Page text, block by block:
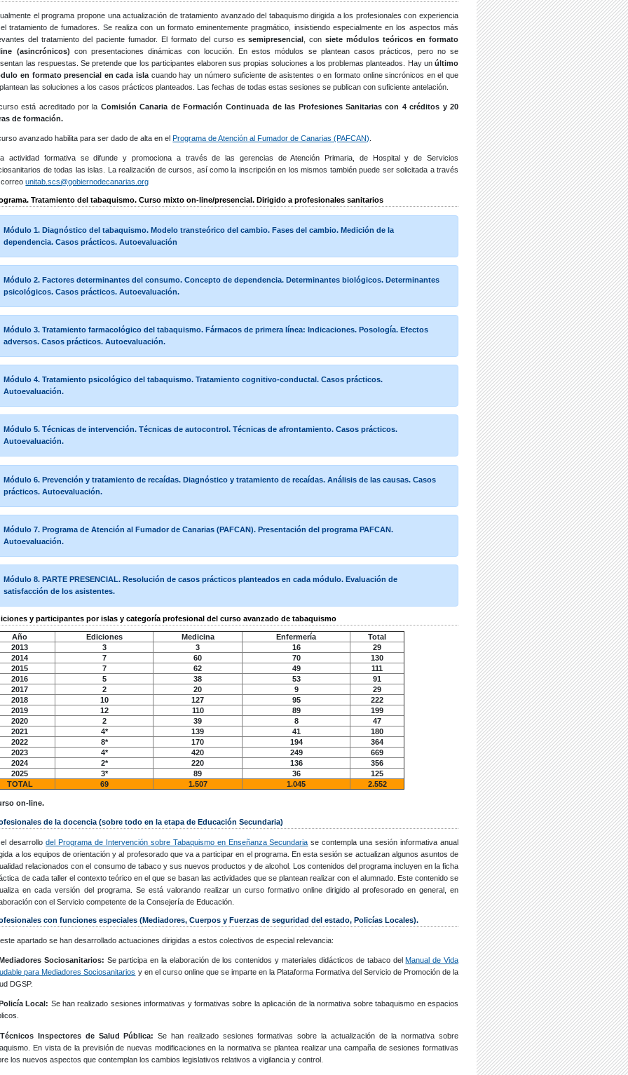
el programa propone una actualización de tratamiento avanzado del tabaquismo dirigida a los profesionales con experiencia
tratamiento de fumadores. Se realiza con un formato eminentemente pragmático, insistiendo especialmente en los aspectos más
del tratamiento del paciente fumador. El formato del curso essemipresencial , consiete módulos teóricos en formato
(asincrónicos) con presentaciones dinámicas con locución. En estos módulos se plantean casos prácticos, pero no se
las respuestas. Se pretende que los participantes elaboren sus propias soluciones a los problemas planteados. Hay un último
en formato presencial en cada isla cuando hay un número suficiente de asistentes o en formato online sincrónicos en el que
las soluciones a los casos prácticos planteados. Las fechas de todas estas sesiones se publican con suficiente antelación.
está acreditado por la Comisión Canaria de Formación Continuada de las Profesiones Sanitarias con 4 créditos y 20
de formación.
avanzado habilita para ser dado de alta en elPrograma de Atención al Fumador de Canarias (PAFCAN)
actividad formativa se difunde y promociona a través de las gerencias de Atención Primaria, de Hospital y de Servicios
de todas las islas. La realización de cursos, así como la inscripción en los mismos también puede ser solicitada a través
correounitab.scs@gobiernodecanarias.org
Tratamiento del tabaquismo. Curso mixto on-line/presencial. Dirigido a profesionales sanitarios
Módulo 1. Diagnóstico del tabaquismo. Modelo transteórico del cambio. Fases del cambio. Medición de la
dependencia. Casos prácticos. Autoevaluación
Módulo 2. Factores determinantes del consumo. Concepto de dependencia. Determinantes biológicos. Determinantes
psicológicos. Casos prácticos. Autoevaluación.
Módulo 3. Tratamiento farmacológico del tabaquismo. Fármacos de primera línea: Indicaciones. Posología. Efectos
adversos. Casos prácticos. Autoevaluación.
Módulo 4. Tratamiento psicológico del tabaquismo. Tratamiento cognitivo-conductal. Casos prácticos.
Autoevaluación.
Módulo 5. Técnicas de intervención. Técnicas de autocontrol. Técnicas de afrontamiento. Casos prácticos.
Autoevaluación.
Módulo 6. Prevención y tratamiento de recaídas. Diagnóstico y tratamiento de recaídas. Análisis de las causas. Casos
prácticos. Autoevaluación.
Módulo 7. Programa de Atención al Fumador de Canarias (PAFCAN). Presentación del programa PAFCAN.
Autoevaluación.
Módulo 8. PARTE PRESENCIAL. Resolución de casos prácticos planteados en cada módulo. Evaluación de
satisfacción de los asistentes.
y participantes por islas y categoría profesional del curso avanzado de tabaquismo
Año Ediciones Medicina Enfermería
Total
2013
3 3 16
29
2014
7 60 70
130
2015
7 62 49
111
2016
5 38 53
91
2017
2 20 9
29
2018
10 127 95
222
2019
12 110 89
199
2020
2 39 8
47
2021
4* 139 41
180
2022
8* 170 194
364
2023
4* 420 249
669
2024
2* 220 136
356
2025
3* 89 36
125
TOTAL
69 1.507 1.045 2.552
on-line.
de la docencia (sobre todo en la etapa de Educación Secundaria)
el desarrollodel Programa de Intervención sobre Tabaquismo en Enseñanza Secundaria se contempla una sesión informativa anual
a los equipos de orientación y al profesorado que va a participar en el programa. En esta sesión se actualizan algunos asuntos de
relacionados con el consumo de tabaco y sus nuevos productos y de alcohol. Los contenidos del programa incluyen en la ficha
de cada taller el contexto teórico en el que se basan las actividades que se plantean realizar con el alumnado. Este contenido se
en cada versión del programa. Se está valorando realizar un curso formativo online dirigido al profesorado en general, en
con el Servicio competente de la Consejería de Educación.
con funciones especiales (Mediadores, Cuerpos y Fuerzas de seguridad del estado, Policías Locales).
apartado se han desarrollado actuaciones dirigidas a estos colectivos de especial relevancia:
Sociosanitarios: Se participa en la elaboración de los contenidos y materiales didácticos de tabaco del Manual de Vida
para Mediadores Sociosanitarios y en el curso online que se imparte en la Plataforma Formativa del Servicio de Promoción de la
DGSP.
Local: Se han realizado sesiones informativas y formativas sobre la aplicación de la normativa sobre tabaquismo en espacios
Técnicos Inspectores de Salud Pública: Se han realizado sesiones formativas sobre la actualización de la normativa sobre
En vista de la previsión de nuevas modificaciones en la normativa se plantea realizar una campaña de sesiones formativas
los nuevos aspectos que contemplan los cambios legislativos relativos a vigilancia y control.